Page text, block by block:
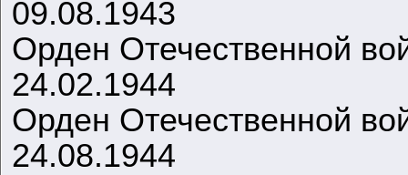
09.08.1943
Орден Отечественной
24.02.1944
Орден Отечественной
24.08.1944